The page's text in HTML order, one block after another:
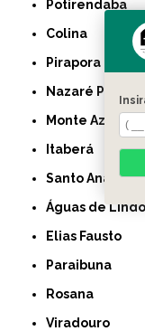
Potirendaba
Colina
Pirapora do
Nazaré Paulista
Monte Azul
Itaberá
Santo
Águas de
Elias Fausto
Paraibuna
Rosana
Viradouro